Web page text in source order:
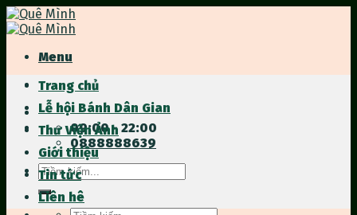
Skip
to
Menu
09:00 - 22:00
0888888639
Tìm
kiếm:
Trang chủ
Lễ hội Bánh Dân Gian
Thư Viện Ảnh
Giới thiệu
Tin tức
Liên hê